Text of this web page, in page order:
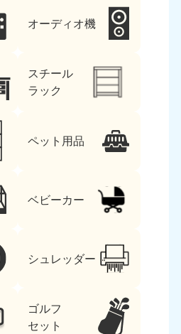
オーディオ機
スチール
ラック
ペット用品
ベビーカー
シュレッダー
ゴルフ
セット